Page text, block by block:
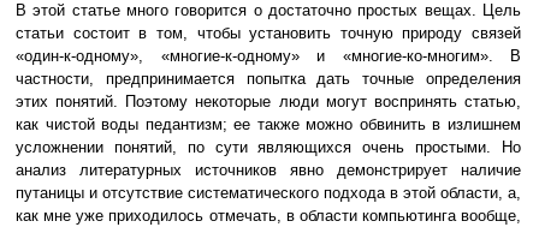
В этой статье много говорится о достаточно простых вещах. Цель
статьи состоит в том, чтобы установить точную природу связей
«один-к-одному», «многие-к-одному» и «многие-ко-многим». В
частности, предпринимается попытка дать точные определения
этих понятий. Поэтому некоторые люди могут воспринять статью,
как чистой воды педантизм; ее также можно обвинить в излишнем
усложнении понятий, по сути являющихся очень простыми. Но
анализ литературных источников явно демонстрирует наличие
путаницы и отсутствие систематического подхода в этой области, а,
как мне уже приходилось отмечать, в области компьютинга вообще,